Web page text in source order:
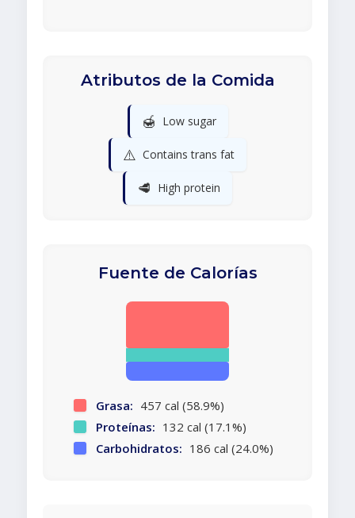
Atributos de la Comida
🍯 Low sugar
⚠️ Contains trans fat
🥩 High protein
Fuente de Calorías
Grasa: 457 cal (58.9%)
Proteínas: 132 cal (17.1%)
Carbohidratos: 186 cal (24.0%)